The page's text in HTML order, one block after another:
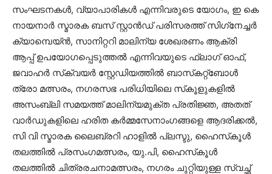
സംഘടനകള്‍, വ്യാപാരികള്‍ എന്നിവരുടെ യോഗം, ഇ കെ
നായനാര്‍ സ്മാരക ബസ് സ്റ്റാന്‍ഡ് പരിസരത്ത് സിഗ്‌നേച്ചര്‍
ക്യാമ്പെയ്ന്‍, സാനിറ്ററി മാലിന്യ ശേഖരണം ആക്രി
ആപ്പ് ഉപയോഗപ്പെടുത്തല്‍ എന്നിവയുടെ ഫ്‌ലാഗ് ഓഫ്,
ജവാഹര്‍ സ്‌ക്വയര്‍ സ്റ്റേഡിയത്തില്‍ ബാസ്‌കറ്റ്‌ബോള്‍
ത്രോ മത്സരം, നഗരസഭ പരിധിയിലെ സ്‌കൂളുകളില്‍
അസംബ്ലി സമയത്ത് മാലിന്യമുക്ത പ്രതിജ്ഞ, അതത്
വാര്‍ഡുകളിലെ ഹരിത കര്‍മ്മസേനാംഗങ്ങളെ ആദരിക്കല്‍,
സി വി സ്മാരക ലൈബ്രറി ഹാളില്‍ പ്ലസ്ടു, ഹൈസ്‌കൂള്‍
തലത്തില്‍ പ്രസംഗമത്സരം, യു.പി, ഹൈസ്‌കൂള്‍
തലത്തില്‍ ചിത്രരചനാമത്സരം, നഗരം ചുറ്റിയുള്ള സ്വച്ഛ്